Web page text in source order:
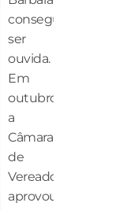
conseguiu
ser
ouvida.
Em
outubro,
a
Câmara
de
Vereadores
aprovou